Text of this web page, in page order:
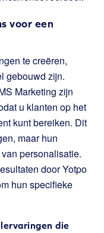
voor een
te creëren,
gebouwd zijn.
Marketing zijn
u klanten op het
kunt bereiken. Dit
maar hun
personalisatie.
door Yotpo
hun specifieke
die